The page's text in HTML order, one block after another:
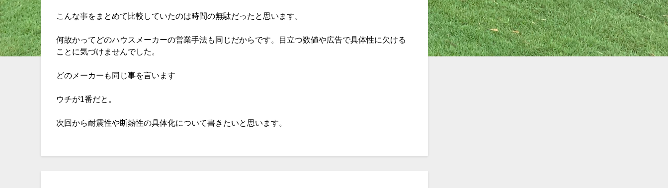
こんな事をまとめて比較していたのは時間の無駄だったと思います。
何故かってどのハウスメーカーの営業手法も同じだからです。目立つ数値や広告で具体性に欠ける
ことに気づけませんでした。
どのメーカーも同じ事を言います
ウチが1番だと。
次回から耐震性や断熱性の具体化について書きたいと思います。